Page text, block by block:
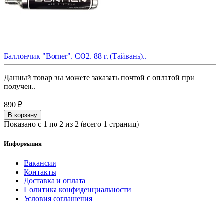
Баллончик "Borner", СО2, 88 г. (Тайвань)..
Данный товар вы можете заказать почтой с оплатой при
получен..
890 ₽
В корзину
Показано с 1 по 2 из 2 (всего 1 страниц)
Информация
Вакансии
Контакты
Доставка и оплата
Политика конфиденциальности
Условия соглашения